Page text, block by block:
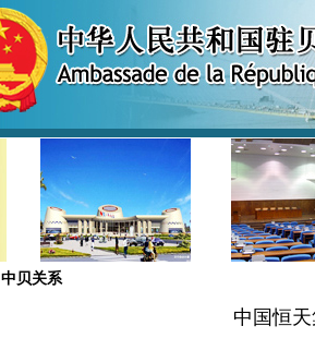
中贝关系
中国恒